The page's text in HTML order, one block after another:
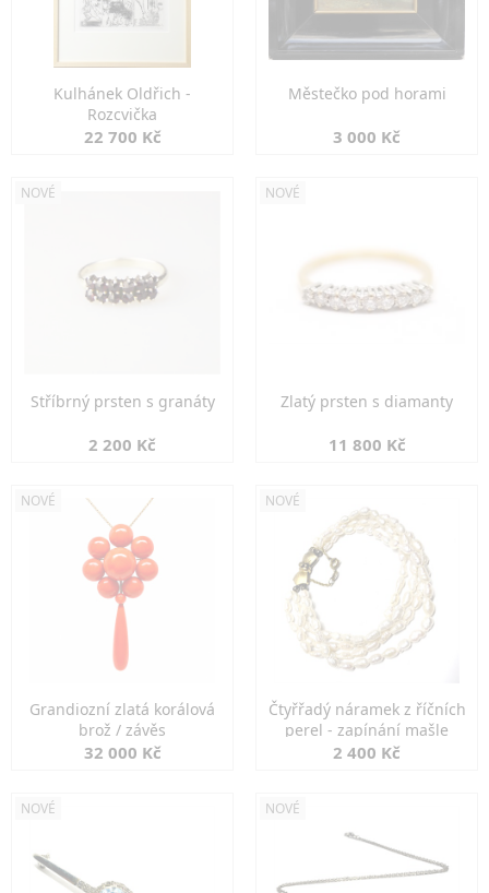
Kulhánek Oldřich -
Rozcvička
22 700 Kč
Městečko pod horami
3 000 Kč
NOVÉ
Stříbrný prsten s granáty
2 200 Kč
NOVÉ
Zlatý prsten s diamanty
11 800 Kč
NOVÉ
Grandiozní zlatá korálová
brož / závěs
32 000 Kč
NOVÉ
Čtyřřadý náramek z říčních
perel - zapínání mašle
2 400 Kč
NOVÉ NOVÉ